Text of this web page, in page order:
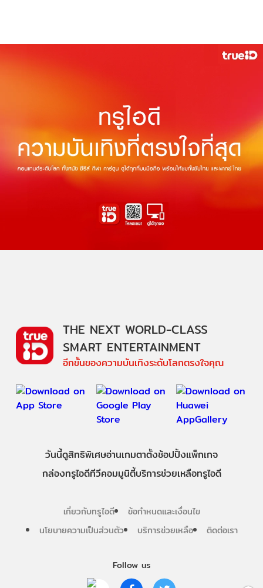
Follow us
THE NEXT WORLD-CLASS
SMART ENTERTAINMENT
อีกขั้นของความบันเทิงระดับโลกตรงใจคุณ
วันนี้ดูสิทธิพิเศษอ่านเกมตาตั้งช้อปปิ้งแพ็กเกจ
กล่องทรูไอดีทีวีคอมมูนิตี้บริการช่วยเหลือทรูไอดี
เกี่ยวกับทรูไอดี
ข้อกำหนดและเงื่อนไข
นโยบายความเป็นส่วนตัว
บริการช่วยเหลือ ติดต่อเรา